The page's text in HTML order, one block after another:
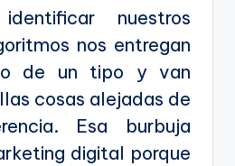
nuestros
nos entregan
de un tipo y van
cosas alejadas de
Esa burbuja
digital porque